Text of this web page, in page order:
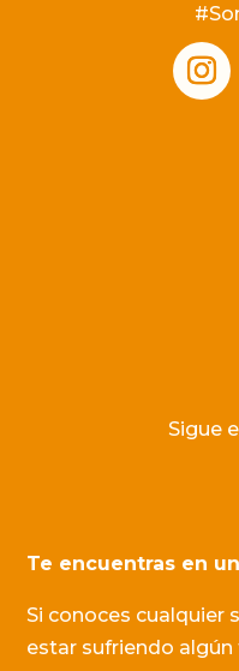
Sigue
Te encuentras en
Si conoces cualquier
estar sufriendo